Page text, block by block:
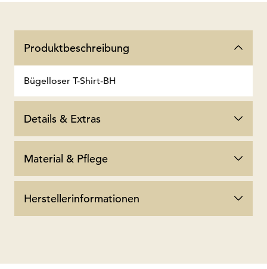
Produktbeschreibung
Bügelloser T-Shirt-BH
Details & Extras
Material & Pflege
Herstellerinformationen